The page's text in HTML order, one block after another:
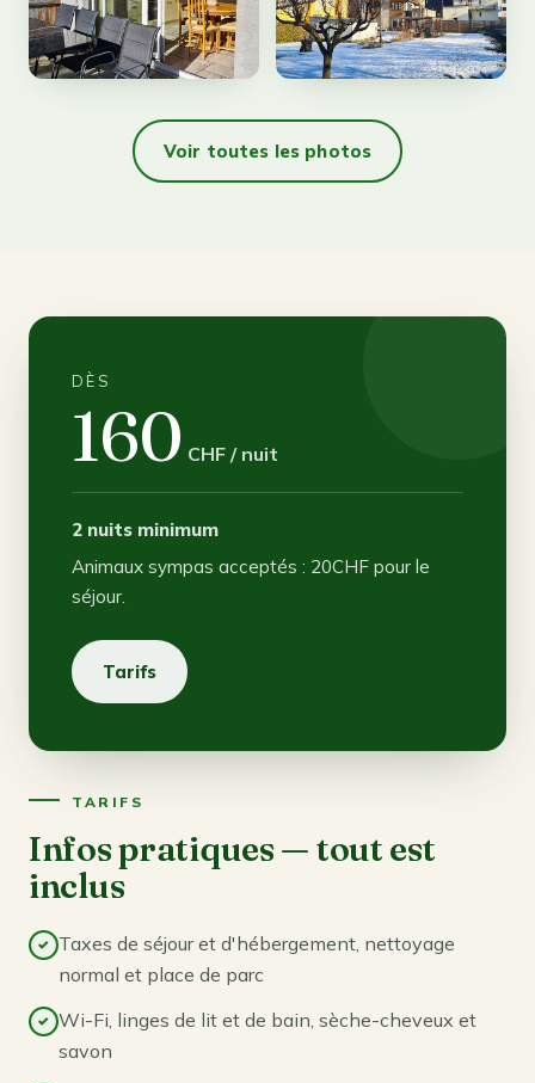
Voir toutes les photos
DÈS
160 CHF / nuit
2 nuits minimum
Animaux sympas acceptés : 20CHF pour le
séjour.
Tarifs
TARIFS
Infos pratiques — tout est
inclus
Taxes de séjour et d'hébergement, nettoyage
normal et place de parc
Wi-Fi, linges de lit et de bain, sèche-cheveux et
savon